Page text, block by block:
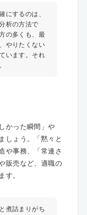
にするのは、
析の方法で
の多くも、最
やりたくない
います。それ
かった瞬間」や
しょう。「黙々と
や事務、「常連さ
販売など、適職の
す。
煮詰まりがち